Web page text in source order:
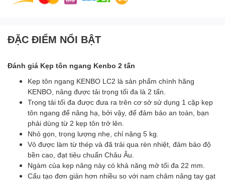
ĐẶC ĐIỂM NỔI BẬT
Đánh giá Kẹp tôn ngang Kenbo 2 tấn
Kẹp tôn ngang KENBO LC2 là sản phẩm chính hãng
KENBO, nâng được tải trọng tối đa là 2 tấn.
Trọng tải tối đa được đưa ra trên cơ sở sử dụng 1 cặp kẹp
tôn ngang để nâng hạ, bởi vậy, để đảm bảo an toàn, bạn
phải dùng từ 2 kẹp tôn trở lên.
Nhỏ gọn, trọng lượng nhẹ, chỉ nặng 5 kg.
Vỏ được làm từ thép và đã trải qua rèn nhiệt, đảm bảo độ
bền cao, đạt tiêu chuẩn Châu Âu.
Ngàm của kẹp nâng này có khả năng mở tối đa 22 mm.
Cấu tạo đơn giản hơn nhiều so với nam châm nâng tay gạt